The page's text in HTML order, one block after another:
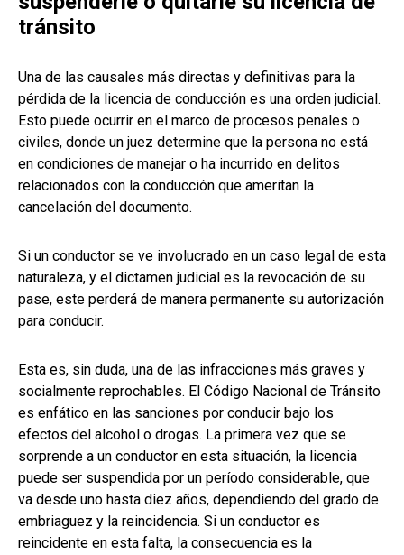
tránsito
Una de las causales más directas y definitivas para la
pérdida de la licencia de conducción es una orden judicial.
Esto puede ocurrir en el marco de procesos penales o
civiles, donde un juez determine que la persona no está
en condiciones de manejar o ha incurrido en delitos
relacionados con la conducción que ameritan la
cancelación del documento.
Si un conductor se ve involucrado en un caso legal de esta
naturaleza, y el dictamen judicial es la revocación de su
pase, este perderá de manera permanente su autorización
para conducir.
Esta es, sin duda, una de las infracciones más graves y
socialmente reprochables. El Código Nacional de Tránsito
es enfático en las sanciones por conducir bajo los
efectos del alcohol o drogas. La primera vez que se
sorprende a un conductor en esta situación, la licencia
puede ser suspendida por un período considerable, que
va desde uno hasta diez años, dependiendo del grado de
embriaguez y la reincidencia. Si un conductor es
reincidente en esta falta, la consecuencia es la